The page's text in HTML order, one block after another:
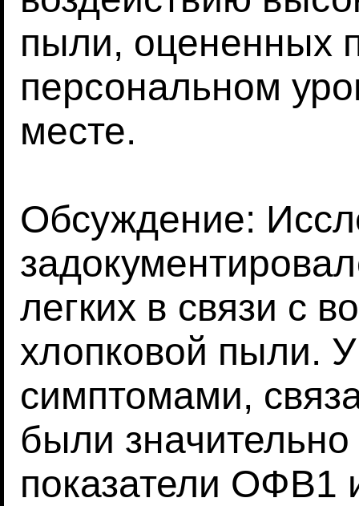
пыли, оцененных
персональном
месте.
Обсуждение:
легких в связи с
хлопковой пыли.
симптомами,
были
показатели